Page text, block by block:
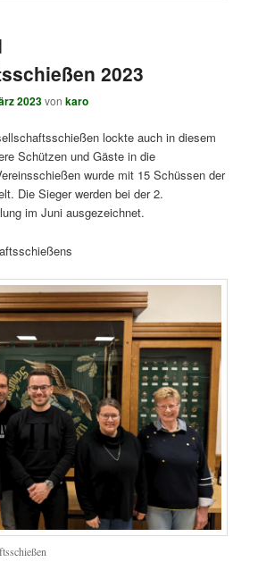
2023
2023vonkaro
lockte auch in diesem
Schützen und Gäste in die
wurde mit 15 Schüssen der
Die Sieger werden bei der 2.
im Juni ausgezeichnet.